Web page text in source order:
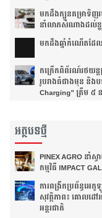
មកដឹងក្បួនតម្រាទិញ
នាំលាភសំណាងដល់ខ្លួ
មក​ដឹងឆ្នាំ​កំណើត​ដែល​
កក្រើកពិព័រណ៍រថយន្ត
រូបរាងធំជាងមុន និងប
Charging" ត្រឹម ៥
អត្ថបទថ្មី
PINEX AGRO នាំ​ស្វ
កម្មវិធី​ IMPACT
ការពង្រីកប្រព័ន្ធអេ
សុវត្ថិភាព៖ គោលដៅ
អន្តរជាតិ